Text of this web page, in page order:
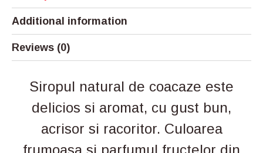
Additional information
Reviews (0)
Siropul natural de coacaze este
delicios si aromat, cu gust bun,
acrisor si racoritor. Culoarea